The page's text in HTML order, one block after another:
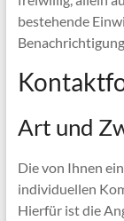
bestehende
Art und
Die von Ihnen
individuellen
Hierfür ist die